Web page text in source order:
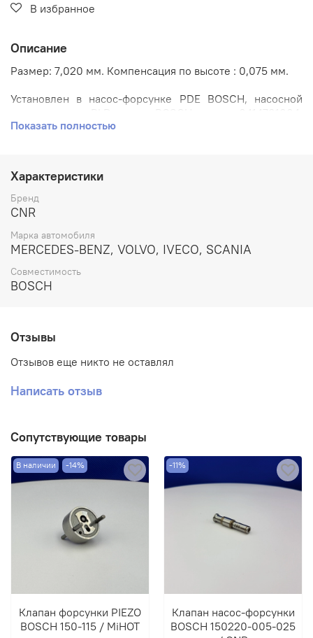
В избранное
Описание
Размер: 7,020 мм. Компенсация по высоте : 0,075 мм.
Установлен в насос-форсунке PDE BOSCH, насосной
0414701005,0414701007, 0414701008, 0414701013,
0414701035, 0414701036, 0414701037, 0414701038,
0414701040, 0414701042, 0414701044, 0414701045,
0414701046, 0414702002, 0414702006, 0414702007,
0414702010, 0414702013, 0414703004, 0414703008,
0414799004, 0414799005, 0414799006, 0414799007,
0414799008, 0414799012, 0414799013, 0414799014,
0414799015, 0414799017, 0414799018, 0414799019,
0414799021, 0414799024.
Показать полностью
Характеристики
Бренд
CNR
Марка автомобиля
MERCEDES-BENZ, VOLVO, IVECO, SCANIA
Совместимость
BOSCH
Отзывы
Отзывов еще никто не оставлял
Написать отзыв
Сопутствующие товары
В наличии -14%
Клапан форсунки PIEZO
BOSCH 150-115 / MiHOT
-11%
Клапан насос-форсунки
BOSCH 150220-005-025